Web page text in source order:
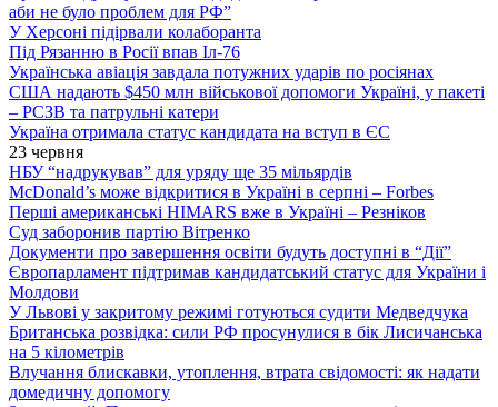
аби не було проблем для РФ”
У Херсоні підірвали колаборанта
Під Рязанню в Росії впав Іл-76
Українська авіація завдала потужних ударів по росіянах
США надають $450 млн військової допомоги Україні, у пакеті
– РСЗВ та патрульні катери
Україна отримала статус кандидата на вступ в ЄС
23 червня
НБУ “надрукував” для уряду ще 35 мільярдів
McDonald’s може відкритися в Україні в серпні – Forbes
Перші американські HIMARS вже в Україні – Резніков
Суд заборонив партію Вітренко
Документи про завершення освіти будуть доступні в “Дії”
Європарламент підтримав кандидатський статус для України і
Молдови
У Львові у закритому режимі готуються судити Медведчука
Британська розвідка: сили РФ просунулися в бік Лисичанська
на 5 кілометрів
Влучання блискавки, утоплення, втрата свідомості: як надати
домедичну допомогу